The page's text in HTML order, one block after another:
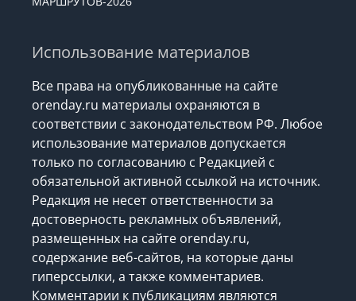
Использование материалов
Все права на опубликованные на сайте
orenday.ru материалы охраняются в
соответствии с законодательством РФ. Любое
использование материалов допускается
только по согласованию с Редакцией с
обязательной активной ссылкой на источник.
Редакция не несет ответственности за
достоверность рекламных объявлений,
размещенных на сайте orenday.ru,
содержание веб-сайтов, на которые даны
гиперссылки, а также комментариев.
Комментарии к публикациям являются